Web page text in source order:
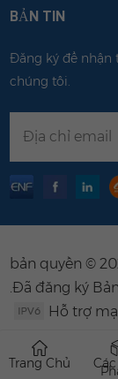
BẢN TIN
Đăng ký để nhận
chúng tôi.
bản quyền ©
.Đã đăng ký
Hỗ trợ
Trang Chủ